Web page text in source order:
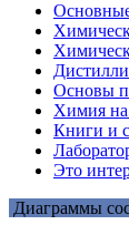
Основы
Химия на
Книги и
Это
Диаграммы